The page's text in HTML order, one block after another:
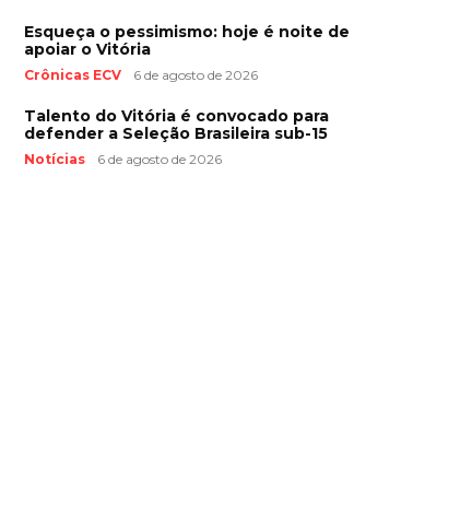
Esqueça o pessimismo: hoje é noite de
apoiar o Vitória
Crônicas ECV 6 de agosto de 2026
Talento do Vitória é convocado para
defender a Seleção Brasileira sub-15
Notícias 6 de agosto de 2026